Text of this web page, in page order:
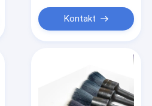
Kontakt